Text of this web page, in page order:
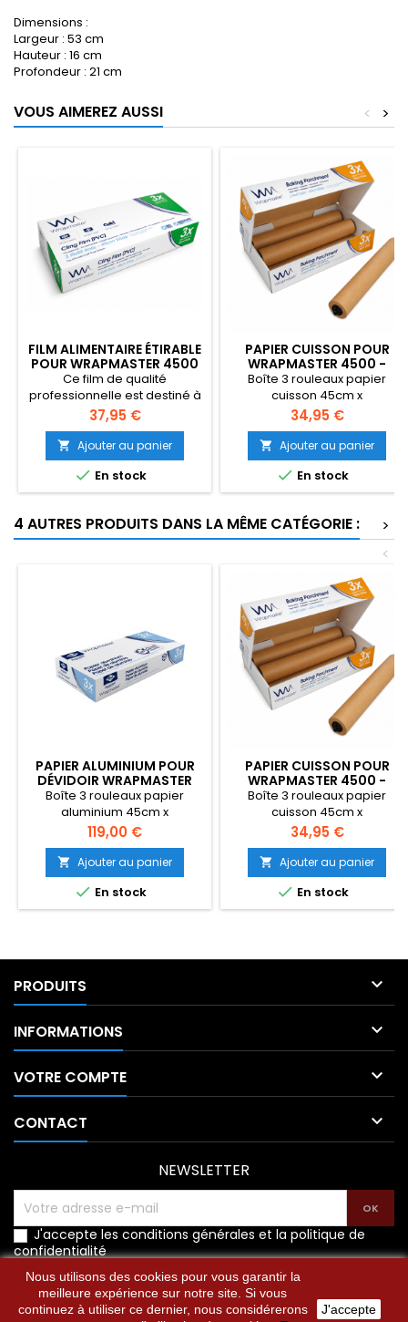
Dimensions :
Largeur : 53 cm
Hauteur : 16 cm
Profondeur : 21 cm
VOUS AIMEREZ AUSSI >
<
FILM ALIMENTAIRE ÉTIRABLE
POUR WRAPMASTER 4500
- 31C62
Ce film de qualité
professionnelle est destiné à
être utilisé dans le dévidoir
Wrapmaster 4500 et chaque
rouleau est fourni avec son
embout noir indispensable
au bon fonctionnement du
dévidoir.
Prix
37,95 €
 Ajouter au panier
 En stock
PAPIER CUISSON POUR
WRAPMASTER 4500 -
21C32
Boîte 3 rouleaux papier
cuisson 45cm x
50mWrapmaster
4500Qualité professionnelle
Prix
34,95 €
 Ajouter au panier
 En stock
4 AUTRES PRODUITS DANS LA MÊME CATÉGORIE :
>
<
PAPIER ALUMINIUM POUR
DÉVIDOIR WRAPMASTER
4500 - 24C90
Boîte 3 rouleaux papier
aluminium 45cm x
200mWrapmaster 4500 et
Wrapmaster DUOQualité
professionnelle
Prix
119,00 €
 Ajouter au panier
 En stock
PAPIER CUISSON POUR
WRAPMASTER 4500 -
21C32
Boîte 3 rouleaux papier
cuisson 45cm x
50mWrapmaster
4500Qualité professionnelle
Prix
34,95 €
 Ajouter au panier
 En stock
PRODUITS 
INFORMATIONS 
VOTRE COMPTE 
CONTACT 
Nous utilisons des cookies pour vous garantir la
meilleure expérience sur notre site. Si vous
continuez à utiliser ce dernier, nous considérerons
J'accepte
NEWSLETTER
J'accepte les conditions générales et la politique de
confidentialité